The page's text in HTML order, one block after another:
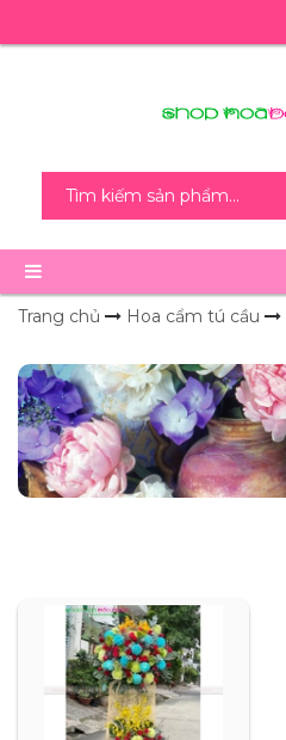
Trang chủ Hoa cẩm tú cầu